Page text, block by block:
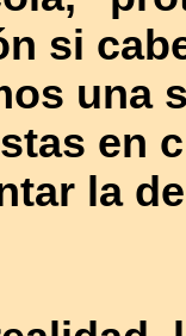
si
una
en
la